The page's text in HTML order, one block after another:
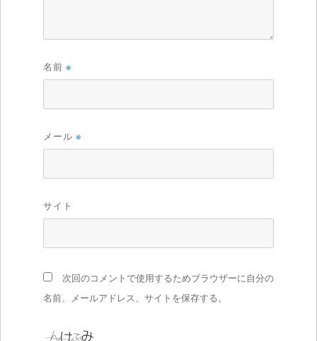
名前 ※
メール ※
サイト
次回のコメントで使用するためブラウザーに自分の
名前、メールアドレス、サイトを保存する。